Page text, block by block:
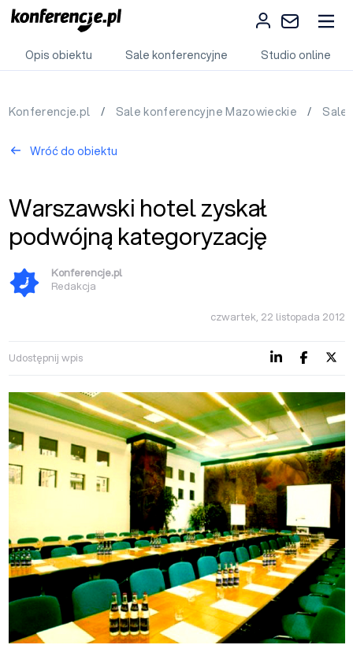
Opis obiektu Sale konferencyjne Studio online
Konferencje.pl / Sale konferencyjne Mazowieckie / Sale
Wróć do obiektu
Warszawski hotel zyskał
podwójną kategoryzację
Konferencje.pl
Redakcja
czwartek, 22 listopada 2012
Udostępnij wpis